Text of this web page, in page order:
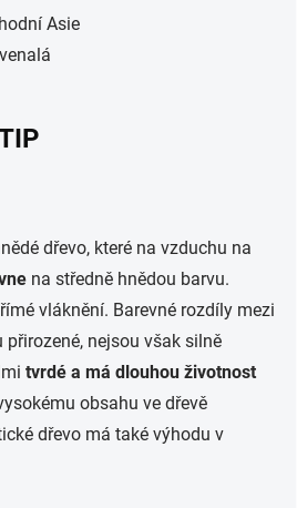
Asie
dřevo, které na vzduchu na
na středně hnědou barvu.
vláknění. Barevné rozdíly mezi
nejsou však silně
tvrdé a má dlouhou životnost
obsahu ve dřevě
dřevo má také výhodu v